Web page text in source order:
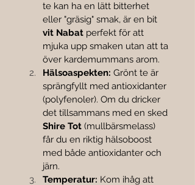
te kan ha en lätt bitterhet
eller "gräsig" smak, är en bit
vit Nabat perfekt för att
mjuka upp smaken utan att ta
över kardemummans arom.
Hälsoaspekten: Grönt te är
sprängfyllt med antioxidanter
(polyfenoler). Om du dricker
det tillsammans med en sked
Shire Tot (mullbärsmelass)
får du en riktig hälsoboost
med både antioxidanter och
järn.
Temperatur: Kom ihåg att